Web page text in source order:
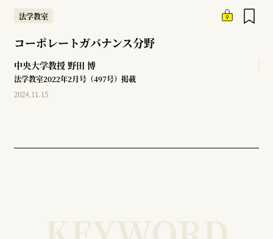
法学教室
コーポレートガバナンス分野
中央大学教授 野田 博
法学教室2022年2月号（497号）掲載
2024.11.15